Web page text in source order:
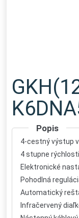
Popis
4-cestný výstup
4 stupne
Elektronické
Pohodlná
Automatický
Infračervený